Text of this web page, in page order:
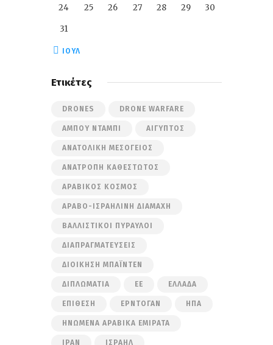
24 25 26 27 28 29 30
31
« ΙΟΎΛ
Ετικέτες
DRONES DRONE WARFARE
ΆΜΠΟΥ ΝΤΆΜΠΙ ΑΊΓΥΠΤΟΣ
ΑΝΑΤΟΛΙΚΉ ΜΕΣΌΓΕΙΟΣ
ΑΝΑΤΡΟΠΉ ΚΑΘΕΣΤΏΤΟΣ
ΑΡΑΒΙΚΌΣ ΚΌΣΜΟΣ
ΑΡΑΒΟ-ΙΣΡΑΗΛΙΝΉ ΔΙΑΜΆΧΗ
ΒΑΛΛΙΣΤΙΚΟΊ ΠΎΡΑΥΛΟΙ
ΔΙΑΠΡΑΓΜΑΤΕΎΣΕΙΣ
ΔΙΟΊΚΗΣΗ ΜΠΆΙΝΤΕΝ
ΔΙΠΛΩΜΑΤΊΑ ΕΕ ΕΛΛΆΔΑ
ΕΠΊΘΕΣΗ ΕΡΝΤΟΓΆΝ ΗΠΑ
ΗΝΩΜΈΝΑ ΑΡΑΒΙΚΆ ΕΜΙΡΆΤΑ
ΙΡΆΝ ΙΣΡΑΉΛ